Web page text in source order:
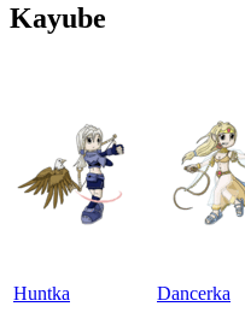
Kayube
Huntka Dancerka